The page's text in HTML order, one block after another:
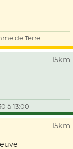
de Terre
15km
à 13:00
15km